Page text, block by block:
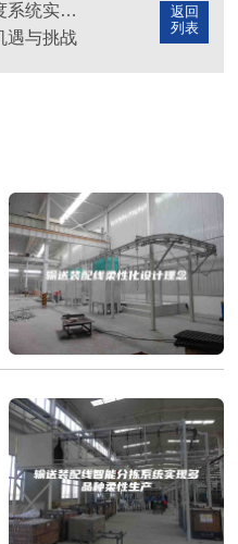
返回
列表
输送装配线智能调度系统实现精益生产
遇与挑战